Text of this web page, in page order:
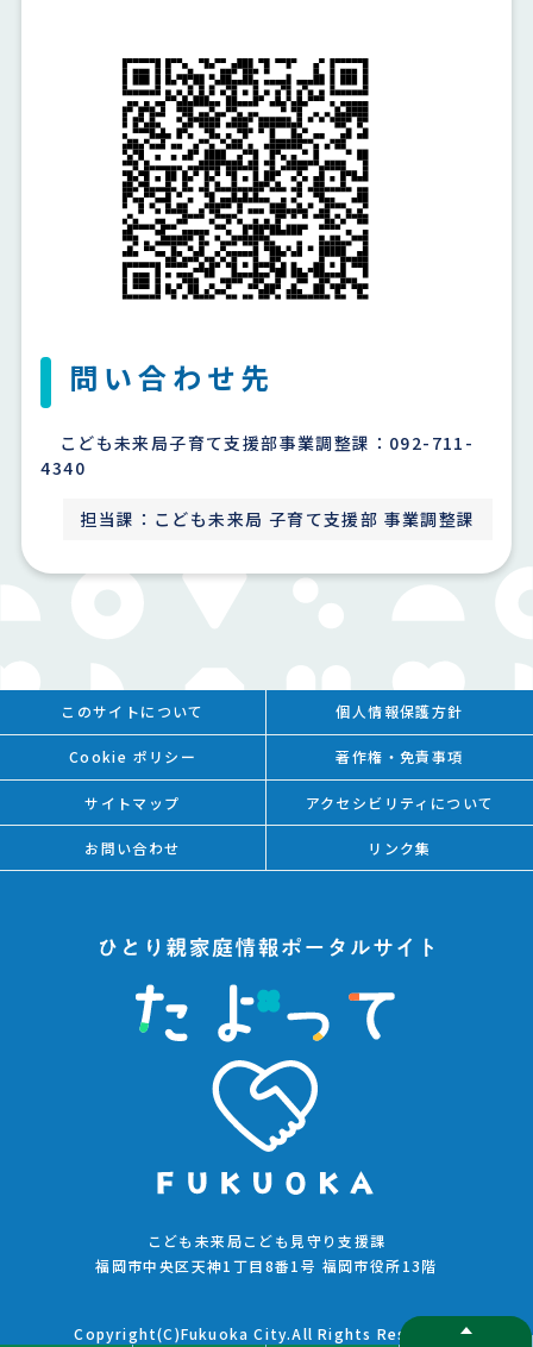
問い合わせ先
こども未来局子育て支援部事業調整課：092-711-
4340
担当課：こども未来局 子育て支援部 事業調整課
このサイトについて 個人情報保護方針
Cookie ポリシー 著作権・免責事項
サイトマップ アクセシビリティについて
お問い合わせ リンク集
こども未来局こども見守り支援課
福岡市中央区天神1丁目8番1号 福岡市役所13階
Copyright(C)Fukuoka City.All Rights Reserved.